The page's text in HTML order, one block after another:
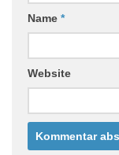
Name *
Website